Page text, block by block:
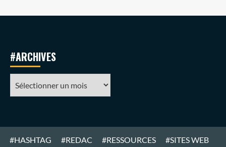
#ARCHIVES
#HASHTAG #REDAC #RESSOURCES
#SITES WEB